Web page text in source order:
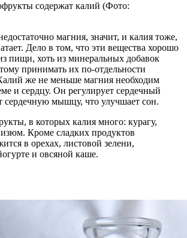
содержат калий (Фото:
магния, значит, и калия тоже,
Дело в том, что эти вещества хорошо
пищи, хоть из минеральных добавок
принимать их по-отдельности
же не меньше магния необходим
и сердцу. Он регулирует сердечный
сердечную мышцу, что улучшает сон.
в которых калия много: курагу,
Кроме сладких продуктов
в орехах, листовой зелени,
и овсяной каше.